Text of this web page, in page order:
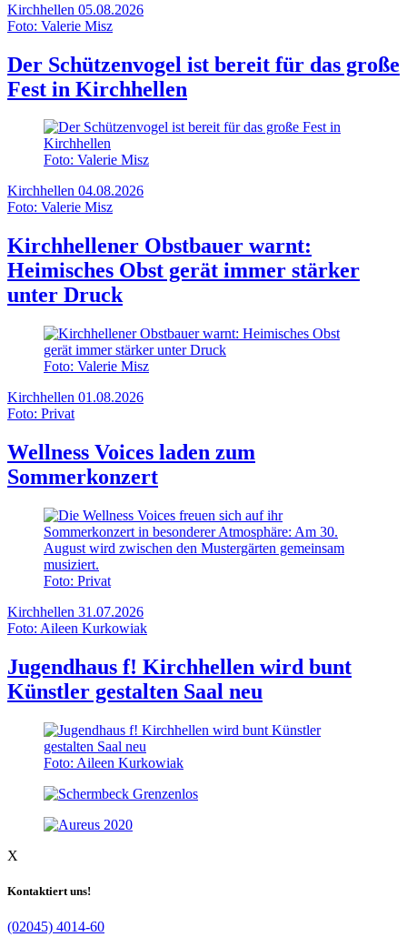
Kirchhellen 05.08.2026
Foto: Valerie Misz
Der Schützenvogel ist bereit für das große
Fest in Kirchhellen
Foto: Valerie Misz
Kirchhellen 04.08.2026
Foto: Valerie Misz
Kirchhellener Obstbauer warnt:
Heimisches Obst gerät immer stärker
unter Druck
Foto: Valerie Misz
Kirchhellen 01.08.2026
Foto: Privat
Wellness Voices laden zum
Sommerkonzert
Foto: Privat
Kirchhellen 31.07.2026
Foto: Aileen Kurkowiak
Jugendhaus f! Kirchhellen wird bunt
Künstler gestalten Saal neu
Foto: Aileen Kurkowiak
X
Kontaktiert uns!
(02045) 4014-60